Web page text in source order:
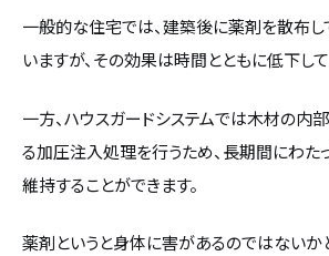
一般的な住宅では、建築後に薬剤を散布
いますが、その効果は時間とともに低下して
一方、ハウスガードシステムでは木材の内
る加圧注入処理を行うため、長期間にわた
維持することができます。
薬剤というと身体に害があるのではないか